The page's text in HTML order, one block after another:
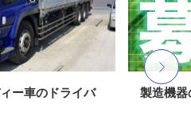
ー車のドライバ
製造機器